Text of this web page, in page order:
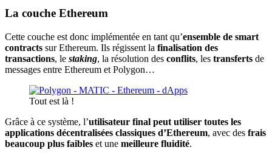
La couche Ethereum
Cette couche est donc implémentée en tant qu’ensemble de smart
contracts sur Ethereum. Ils régissent la finalisation des
transactions, le staking, la résolution des conflits, les transferts de
messages entre Ethereum et Polygon…
Tout est là !
Grâce à ce système, l’utilisateur final peut utiliser toutes les
applications décentralisées classiques d’Ethereum, avec des frais
beaucoup plus faibles et une meilleure fluidité.